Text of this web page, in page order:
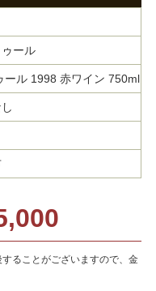
ール
ール 1998 赤ワイン 750ml
ることがございますので、金